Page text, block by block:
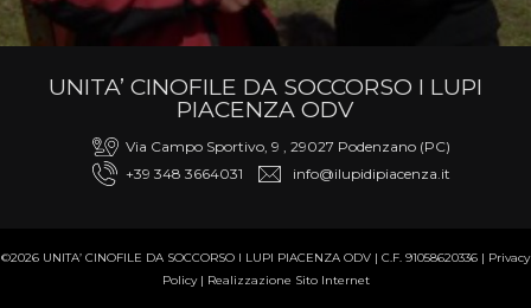
UNITA’ CINOFILE DA SOCCORSO I LUPI
PIACENZA ODV
Via Campo Sportivo, 9 , 29027 Podenzano (PC)
+39 348 3664031
info@ilupidipiacenza.it
©2026 UNITA’ CINOFILE DA SOCCORSO I LUPI PIACENZA ODV | C.F. 91058620336 | Privacy
Policy| Realizzazione Sito Internet